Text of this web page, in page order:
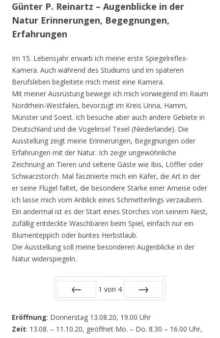
Günter P. Reinartz – Augenblicke in der
Natur Erinnerungen, Begegnungen,
Erfahrungen
Im 15. Lebensjahr erwarb ich meine erste Spiegelreflex-
Kamera. Auch während des Studiums und im späteren
Berufsleben begleitete mich meist eine Kamera.
Mit meiner Ausrüstung bewege ich mich vorwiegend im Raum
Nordrhein-Westfalen, bevorzugt im Kreis Unna, Hamm,
Münster und Soest. Ich besuche aber auch andere Gebiete in
Deutschland und die Vogelinsel Texel (Niederlande). Die
Ausstellung zeigt meine Erinnerungen, Begegnungen oder
Erfahrungen mit der Natur. Ich zeige ungewöhnliche
Zeichnung an Tieren und seltene Gäste wie Ibis, Löffler oder
Schwarzstorch. Mal faszinierte mich ein Käfer, die Art in der
er seine Flügel faltet, die besondere Stärke einer Ameise oder
ich lasse mich vom Anblick eines Schmetterlings verzaubern.
Ein andermal ist es der Start eines Storches von seinem Nest,
zufällig entdeckte Waschbären beim Spiel, einfach nur ein
Blumenteppich oder buntes Herbstlaub.
Die Ausstellung soll meine besonderen Augenblicke in der
Natur widerspiegeln.
1 von 4
Eröffnung: Donnerstag 13.08.20, 19.00 Uhr
Zeit: 13.08. – 11.10.20, geöffnet Mo. – Do. 8.30 – 16.00 Uhr,